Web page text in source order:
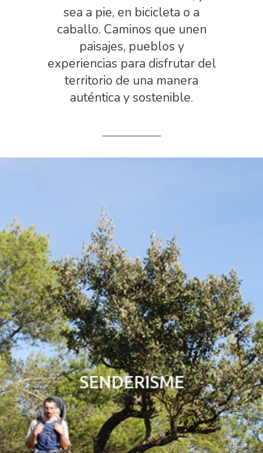
sea a pie, en bicicleta o a
caballo. Caminos que unen
paisajes, pueblos y
experiencias para disfrutar del
territorio de una manera
auténtica y sostenible.